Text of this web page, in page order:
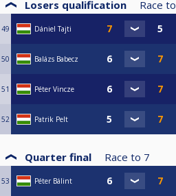
Losers qualification Race to
49 Dániel Tajti
50 Balázs Babecz
51 Péter Vincze
52 Patrik Pelt
Quarter final Race to 7
53 Péter Bálint